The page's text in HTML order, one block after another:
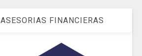
ASESORIAS FINANCIERAS